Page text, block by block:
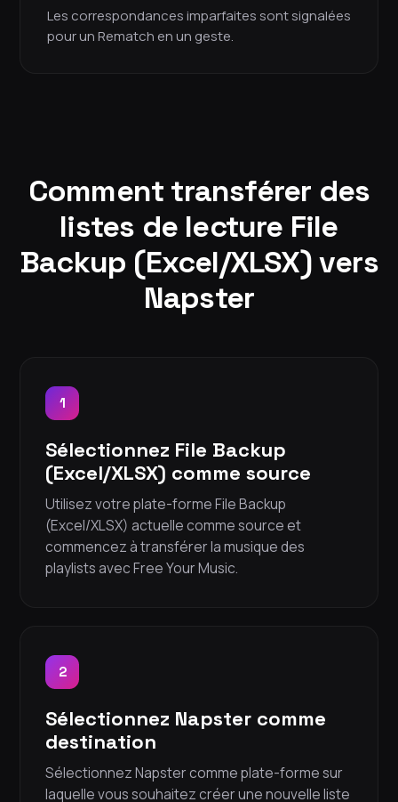
Les correspondances imparfaites sont signalées
pour un Rematch en un geste.
Comment transférer des
listes de lecture File
Backup (Excel/XLSX) vers
Napster
1
Sélectionnez File Backup
(Excel/XLSX) comme source
Utilisez votre plate-forme File Backup
(Excel/XLSX) actuelle comme source et
commencez à transférer la musique des
playlists avec Free Your Music.
2
Sélectionnez Napster comme
destination
Sélectionnez Napster comme plate-forme sur
laquelle vous souhaitez créer une nouvelle liste